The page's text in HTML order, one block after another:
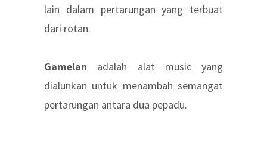
lain dalam pertarungan yang terbuat
dari rotan.
Gamelan adalah alat music yang
dialunkan untuk menambah semangat
pertarungan antara dua pepadu.